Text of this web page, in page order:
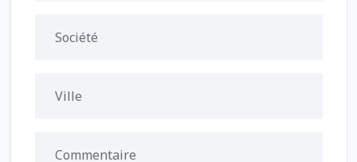
Société
Ville
Commentaire